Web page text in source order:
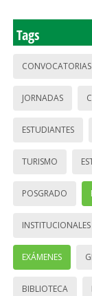
Tags
CONVOCATORIAS
JORNADAS
ESTUDIANTES
TURISMO
POSGRADO
INSTITUCIONALES
EXÁMENES
BIBLIOTECA